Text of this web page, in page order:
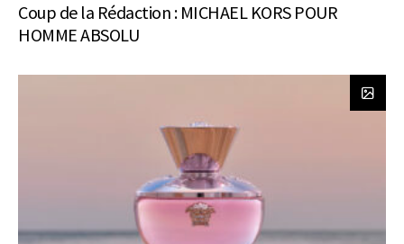
Coup de la Rédaction : MICHAEL KORS POUR
HOMME ABSOLU